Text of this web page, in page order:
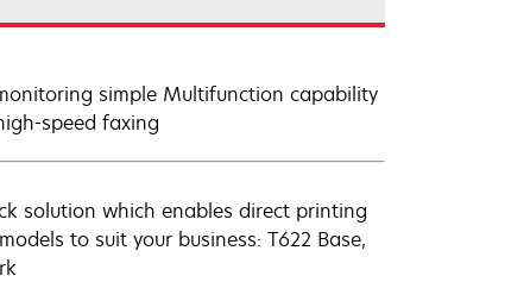
simple Multifunction capability
speed faxing
solution which enables direct printing
to suit your business: T622 Base,